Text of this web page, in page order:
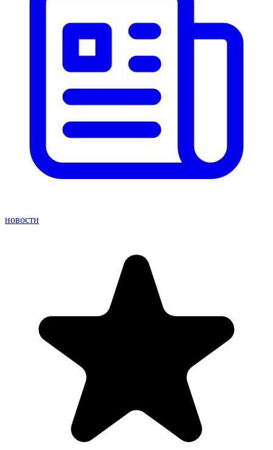
новости